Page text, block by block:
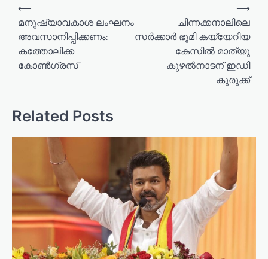
v
i
a
t
i
o
n
⟵
മനുഷ്യാവകാശ ലംഘനം
അവസാനിപ്പിക്കണം:
കത്തോലിക്ക
കോൺഗ്രസ്
ചിന്നക്കനാലിലെ
സർക്കാർ ഭൂമി കയ്യേറിയ
കേസിൽ മാത്യു
കുഴൽനാടന് ഇഡി
കുരുക്ക്
⟶
Related Posts